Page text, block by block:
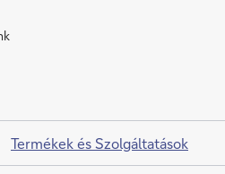
Termékek és Szolgáltatások